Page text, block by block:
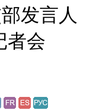
发言人
者会